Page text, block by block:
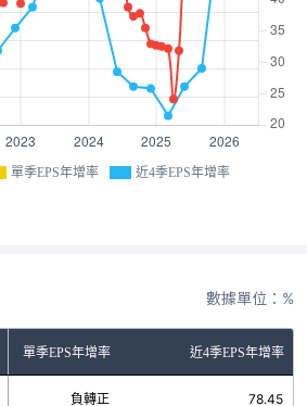
單季EPS年增率 近4季EPS年增率
數據單位：%
單季EPS年增率 近4季EPS年增率
負轉正 78.45